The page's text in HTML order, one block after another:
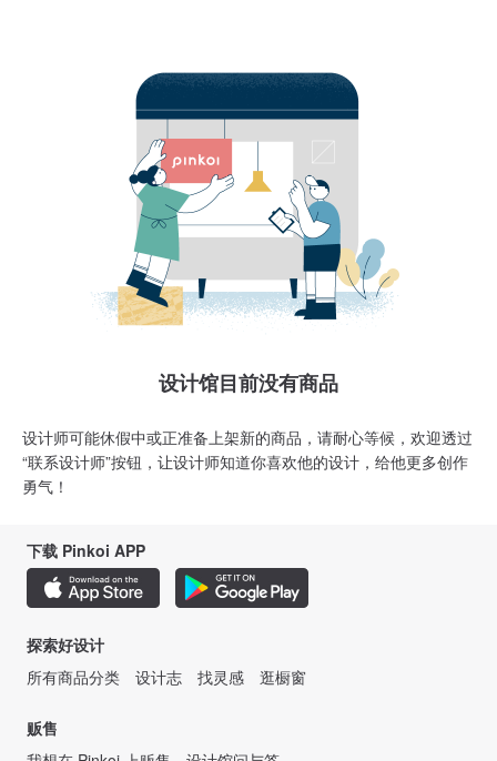
设计馆目前没有商品
设计师可能休假中或正准备上架新的商品，请耐心等候，欢迎透过
“联系设计师”按钮，让设计师知道你喜欢他的设计，给他更多创作
勇气！
下载 Pinkoi APP
探索好设计
所有商品分类
设计志 找灵感 逛橱窗
贩售